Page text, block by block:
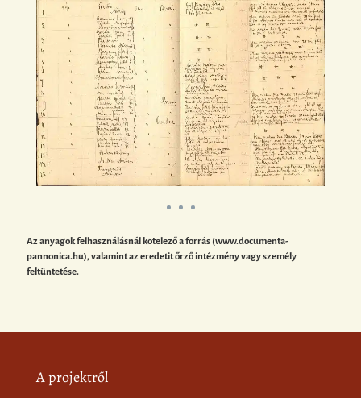
Az anyagok felhasználásnál kötelező a forrás (www.documenta-
pannonica.hu), valamint az eredetit őrző intézmény vagy személy
feltüntetése.
A projektről